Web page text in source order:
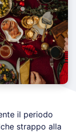
il periodo
strappo alla